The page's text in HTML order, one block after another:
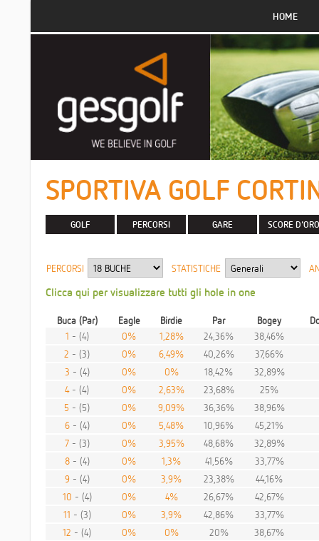
HOME
SPORTIVA GOLF
GOLF PERCORSI GARE SCORE D'ORO
PERCORSI STATISTICHE
Clicca qui per visualizzare tutti gli hole in one
Buca (Par) Eagle Birdie Par Bogey
1 - (4) 0% 1,28% 24,36%
38,46%
2 - (3) 0% 6,49% 40,26%
37,66%
3 - (4) 0% 0% 18,42%
32,89%
4- (4) 0% 2,63% 23,68%
25%
5 - (5) 0% 9,09% 36,36%
38,96%
6- (4) 0% 5,48% 10,96%
45,21%
7- (3) 0% 3,95% 48,68%
32,89%
8- (4) 0% 1,3% 41,56%
33,77%
9- (4) 0% 3,9% 23,38%
44,16%
10 - (4) 0% 4% 26,67%
42,67%
11 - (3) 0% 3,9% 42,86%
33,77%
12 - (4) 0% 0% 20%
38,67%